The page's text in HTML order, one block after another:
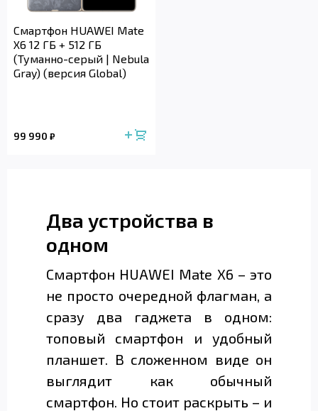
Смартфон HUAWEI Mate
X6 12 ГБ + 512 ГБ
(Туманно-серый | Nebula
Gray) (версия Global)
99 990 ₽
Два устройства в
одном
Смартфон HUAWEI Mate X6 – это
не просто очередной флагман, а
сразу два гаджета в одном:
топовый смартфон и удобный
планшет. В сложенном виде он
выглядит как обычный
смартфон. Но стоит раскрыть – и